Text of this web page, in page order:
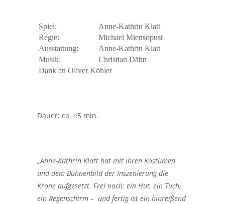
Spiel:
Anne-Kathrin Klatt
Regie:
Michael Miensopust
Ausstattung:
Anne-Kathrin Klatt
Musik:
Christian Dähn
Dank an Oliver Köhler
Dauer: ca. 45 min.
„Anne-Kathrin Klatt hat mit ihren Kostümen
und dem Bühnenbild der Inszenierung die
Krone aufgesetzt. Frei nach: ein Hut, ein Tuch,
ein Regenschirm – und fertig ist ein hinreißend